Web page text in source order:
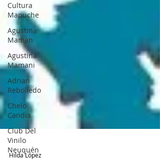
Cultura
Mapuche
Agustina
Maman
Agustina
Mamani
Adrian
Rebolledo
Chelo
Candia
Club Del
Vinilo
Neuquén